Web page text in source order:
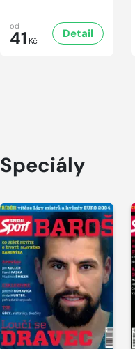
od
41 Kč
Detail
Speciály